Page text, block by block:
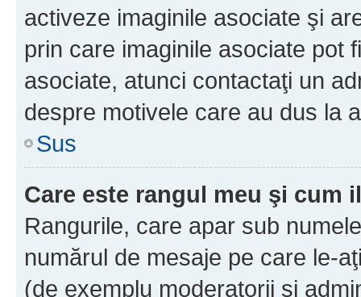
activeze imaginile asociate şi
prin care imaginile asociate pot
asociate, atunci contactaţi un
despre motivele care au dus la
Sus
Care este rangul meu şi cum
Rangurile, care apar sub
numărul de mesaje pe care le-
(de exemplu moderatorii şi